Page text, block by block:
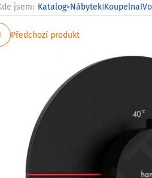
jsem: Katalog>Nábytek|Koupelna|
Předchozí produkt